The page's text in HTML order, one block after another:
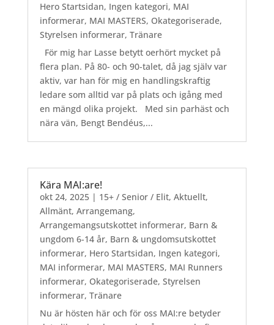
Hero Startsidan, Ingen kategori, MAI
informerar, MAI MASTERS, Okategoriserade,
Styrelsen informerar, Tränare
För mig har Lasse betytt oerhört mycket på
flera plan. På 80- och 90-talet, då jag själv var
aktiv, var han för mig en handlingskraftig
ledare som alltid var på plats och igång med
en mängd olika projekt. Med sin parhäst och
nära vän, Bengt Bendéus,...
Kära MAI:are!
okt 24, 2025| 15+ / Senior / Elit, Aktuellt,
Allmänt, Arrangemang,
Arrangemangsutskottet informerar, Barn &
ungdom 6-14 år, Barn & ungdomsutskottet
informerar, Hero Startsidan, Ingen kategori,
MAI informerar, MAI MASTERS, MAI Runners
informerar, Okategoriserade, Styrelsen
informerar, Tränare
Nu är hösten här och för oss MAI:re betyder